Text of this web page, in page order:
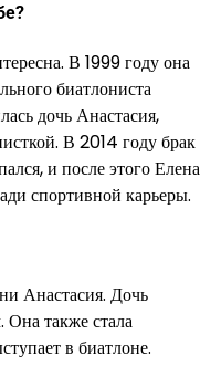
В 1999 году она
биатлониста
дочь Анастасия,
В 2014 году брак
и после этого Елена
спортивной карьеры.
Анастасия. Дочь
Она также стала
в биатлоне.